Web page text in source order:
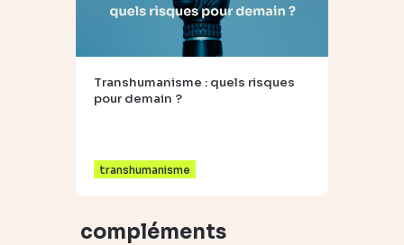
Transhumanisme : quels risques
pour demain ?
transhumanisme
compléments